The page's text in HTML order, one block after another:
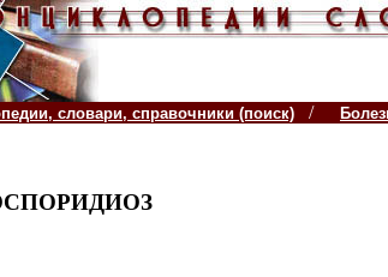
словари, справочники (поиск) /